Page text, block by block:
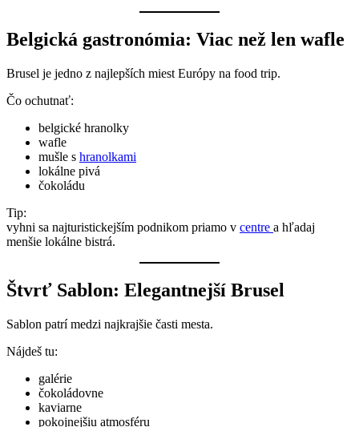
Belgická gastronómia: Viac než len wafle
Brusel je jedno z najlepších miest Európy na food trip.
Čo ochutnať:
belgické hranolky
wafle
mušle s hranolkami
lokálne pivá
čokoládu
Tip:
vyhni sa najturistickejším podnikom priamo v centre a hľadaj
menšie lokálne bistrá.
Štvrť Sablon: Elegantnejší Brusel
Sablon patrí medzi najkrajšie časti mesta.
Nájdeš tu:
galérie
čokoládovne
kaviarne
pokojnejšiu atmosféru